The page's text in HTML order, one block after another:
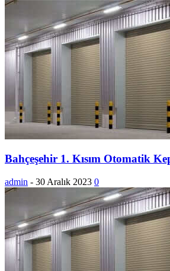
Bahçeşehir 1. Kısım Otomatik
admin - 30 Aralık 2023 0